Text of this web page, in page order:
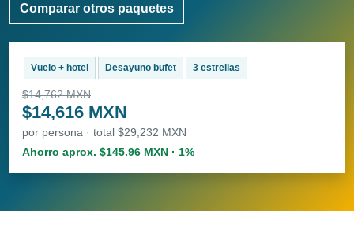
Comparar otros paquetes
Vuelo + hotel Desayuno bufet 3 estrellas
$14,762 MXN
$14,616 MXN
por persona · total $29,232 MXN
Ahorro aprox. $145.96 MXN · 1%